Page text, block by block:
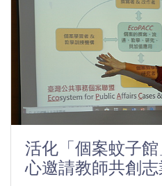
活化「個案蚊子
心邀請教師共創志